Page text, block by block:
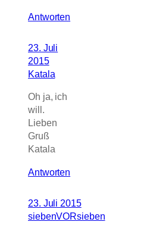
Antworten
23. Juli
2015
Katala
Oh ja, ich
will.
Lieben
Gruß
Katala
Antworten
23. Juli 2015
siebenVORsieben